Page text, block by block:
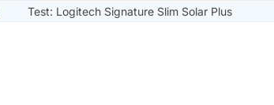
Test: Logitech Signature Slim Solar Plus